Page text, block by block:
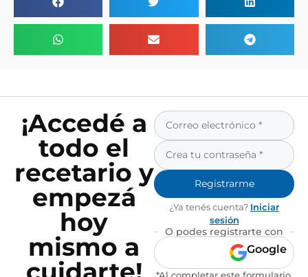
¡Accedé a
todo el
recetario y
empezá
hoy
mismo a
Registrarme
¿Ya tenés cuenta? Iniciar
sesión
O podes registrarte con
Google